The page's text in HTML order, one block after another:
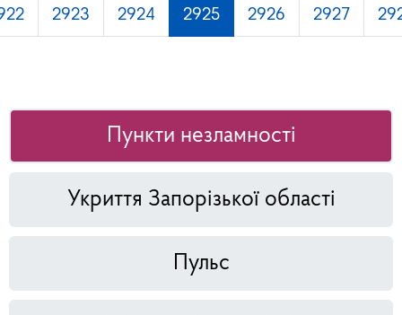
2923 2924 2925 2926 2927
Пункти незламності
Укриття Запорізької області
Пульс